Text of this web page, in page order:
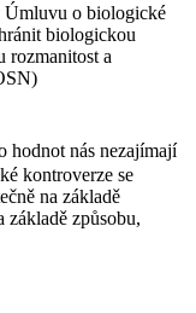
Úmluvu o biologické
biologickou
rozmanitost a
hodnot nás nezajímají
kontroverze se
na základě
základě způsobu,